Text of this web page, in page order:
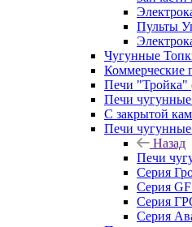
Пульты
Чугунные
Коммерческие
Печи
Печи чугунные
С закрытой
Печи
Назад
Печи
Серия
Серия
Серия
Серия